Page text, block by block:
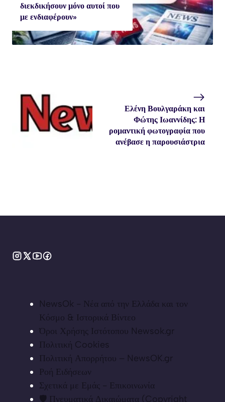
διεκδικήσουν μόνο αυτοί που
με ενδιαφέρουν»
Ελένη Βουλγαράκη και
Φώτης Ιωαννίδης: Η
ρομαντική φωτογραφία που
ανέβασε η παρουσιάστρια
NewsOk - Νέα από την Ελλάδα και τον
Κόσμο & Ιστορικά Βίντεο
Όροι Χρήσης Ιστότοπου Newsok.gr
Πολιτική Cookies
Πολιτική Απορρήτου – NewsOK.gr
Ροή Ειδήσεων
Σχετικά με Εμάς - Επικοινωνία
🛡️ Πνευματικά Δικαιώματα (Copyright